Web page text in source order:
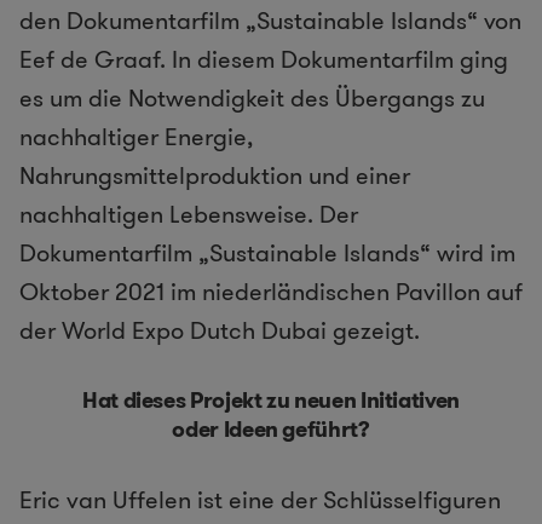
den Dokumentarfilm „Sustainable Islands“ von
Eef de Graaf. In diesem Dokumentarfilm ging
es um die Notwendigkeit des Übergangs zu
nachhaltiger Energie,
Nahrungsmittelproduktion und einer
nachhaltigen Lebensweise. Der
Dokumentarfilm „Sustainable Islands“ wird im
Oktober 2021 im niederländischen Pavillon auf
der World Expo Dutch Dubai gezeigt.
Hat dieses Projekt zu neuen Initiativen
oder Ideen geführt?
Eric van Uffelen ist eine der Schlüsselfiguren